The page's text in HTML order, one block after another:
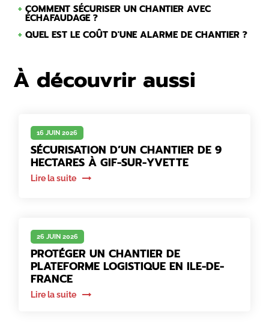
COMMENT SÉCURISER UN CHANTIER AVEC
ÉCHAFAUDAGE ?
QUEL EST LE COÛT D'UNE ALARME DE CHANTIER ?
À découvrir aussi
16 JUIN 2026
SÉCURISATION D’UN CHANTIER DE 9
HECTARES À GIF-SUR-YVETTE
Lire la suite
26 JUIN 2026
PROTÉGER UN CHANTIER DE
PLATEFORME LOGISTIQUE EN ILE-DE-
FRANCE
Lire la suite